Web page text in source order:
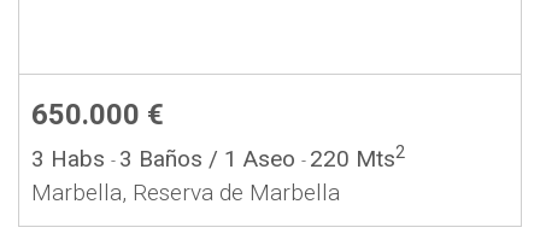
650.000 €
3 Habs - 3 Baños / 1 Aseo - 220 Mts2
Marbella, Reserva de Marbella